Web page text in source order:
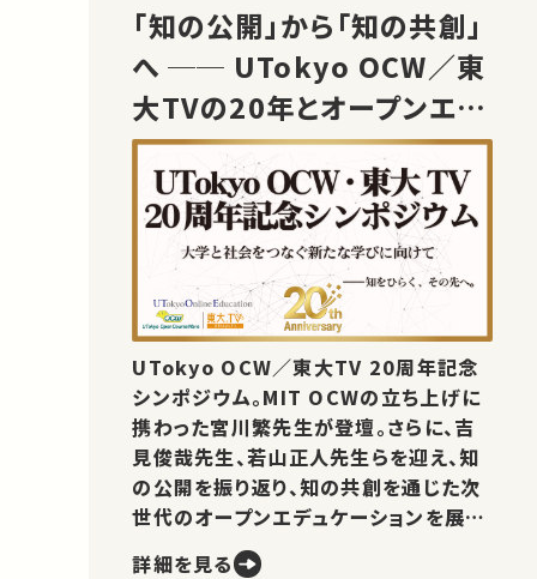
「知の公開」から「知の共創」
へ ── UTokyo OCW／東
大TVの20年とオープンエデ
ュケーションの未来
UTokyo OCW／東大TV 20周年記念
シンポジウム。MIT OCWの立ち上げに
携わった宮川繁先生が登壇。さらに、吉
見俊哉先生、若山正人先生らを迎え、知
の公開を振り返り、知の共創を通じた次
世代のオープンエデュケーションを展望
詳細を見る